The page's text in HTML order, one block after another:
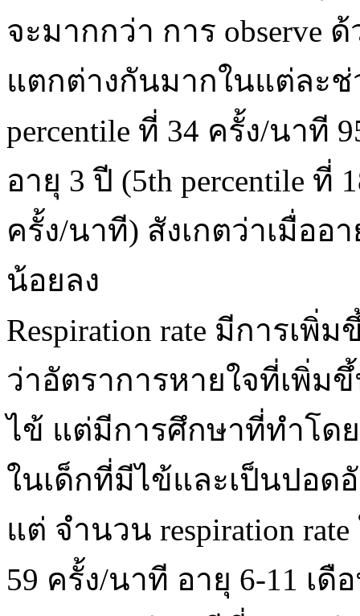
จะมากกว่า การ observe
แตกต่างกันมากในแต่ละช่
percentile ที่ 34 ครั้ง/นาที
อายุ 3 ปี (5th percentile ที่
ครั้ง/นาที) สังเกตว่าเมื่อ
น้อยลง
Respiration rate มีการเพิ่
ว่าอัตราการหายใจที่เพิ่ม
ไข้ แต่มีการศึกษาที่ทำโด
ในเด็กที่มีไข้และเป็นปอด
แต่ จำนวน respiration
59 ครั้ง/นาที อายุ 6-11 เ